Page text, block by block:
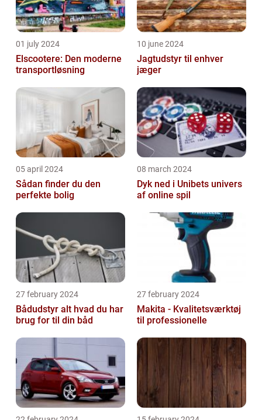
01 july 2024
Elscootere: Den moderne
transportløsning
10 june 2024
Jagtudstyr til enhver
jæger
05 april 2024
Sådan finder du den
perfekte bolig
08 march 2024
Dyk ned i Unibets univers
af online spil
27 february 2024
Bådudstyr alt hvad du har
brug for til din båd
27 february 2024
Makita - Kvalitetsværktøj
til professionelle